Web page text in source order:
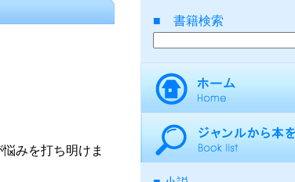
みを打ち明けま
■ 書籍検索